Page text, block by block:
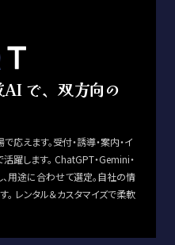
で、双方向の
応えます。受付・誘導・案内・イ
躍します。 ChatGPT・Gemini・
用途に合わせて選定。自社の情
レンタル＆カスタマイズで柔軟